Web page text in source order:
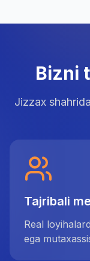
Bizni
Jizzax
Tajribali
Real
ega